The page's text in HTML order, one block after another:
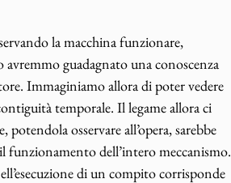
la macchina funzionare,
guadagnato una conoscenza
Immaginiamo allora di poter vedere
temporale. Il legame allora ci
osservare all’opera, sarebbe
funzionamento dell’intero meccanismo.
di un compito corrisponde